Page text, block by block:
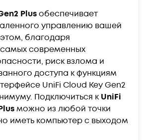
Plusобеспечивает
управлению вашей
благодаря
современных
риск взлома и
доступа к функциям
UniFi Cloud Key Gen2
Подключиться кUniFi
можно из любой точки
иметь компьютер с выходом